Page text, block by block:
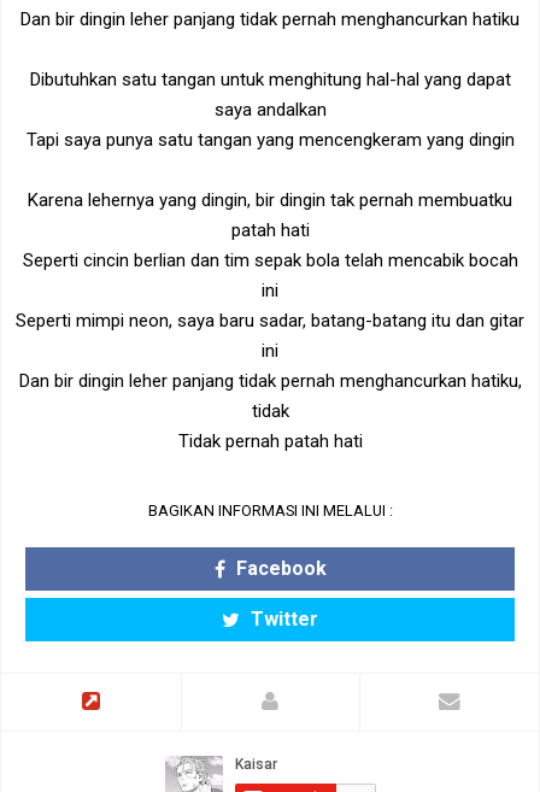
Dan bir dingin leher panjang tidak pernah menghancurkan hatiku
Dibutuhkan satu tangan untuk menghitung hal-hal yang dapat
saya andalkan
Tapi saya punya satu tangan yang mencengkeram yang dingin
Karena lehernya yang dingin, bir dingin tak pernah membuatku
patah hati
Seperti cincin berlian dan tim sepak bola telah mencabik bocah
ini
Seperti mimpi neon, saya baru sadar, batang-batang itu dan gitar
ini
Dan bir dingin leher panjang tidak pernah menghancurkan hatiku,
tidak
Tidak pernah patah hati
BAGIKAN INFORMASI INI MELALUI :
Facebook
Twitter